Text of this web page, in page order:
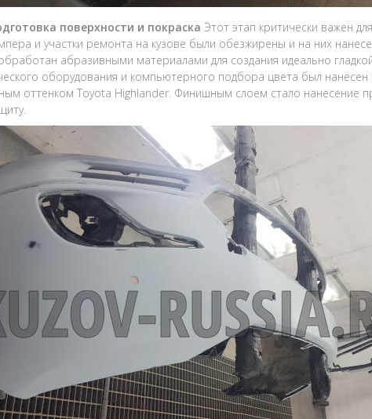
поверхности и покраска Этот этап критически важен
и участки ремонта на кузове были обезжирены и на них
абразивными материалами для создания идеально
оборудования и компьютерного подбора цвета был
оттенком Toyota Highlander. Финишным слоем стало нанесение